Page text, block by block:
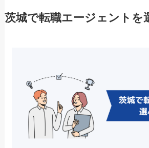
茨城で転職エージェントを